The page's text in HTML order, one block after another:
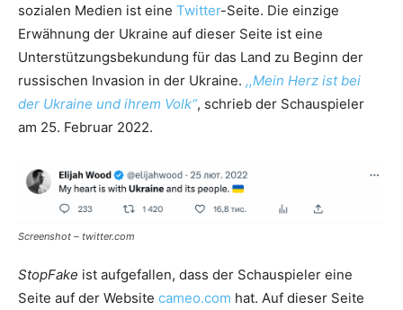
sozialen Medien ist eine Twitter-Seite. Die einzige
Erwähnung der Ukraine auf dieser Seite ist eine
Unterstützungsbekundung für das Land zu Beginn der
russischen Invasion in der Ukraine. ,,Mein Herz ist bei
der Ukraine und ihrem Volk“, schrieb der Schauspieler
am 25. Februar 2022.
Screenshot – twitter.com
StopFake ist aufgefallen, dass der Schauspieler eine
Seite auf der Website cameo.com hat. Auf dieser Seite